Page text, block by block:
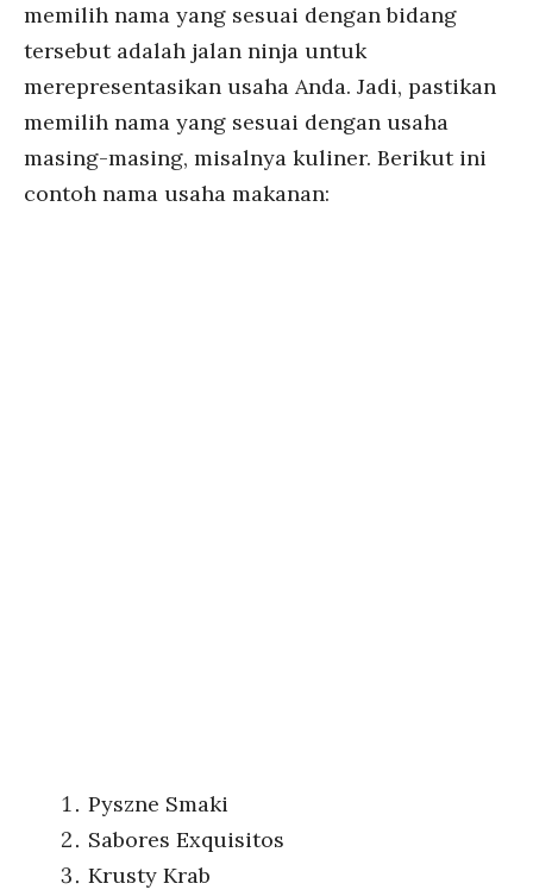
memilih nama yang sesuai dengan bidang
tersebut adalah jalan ninja untuk
merepresentasikan usaha Anda. Jadi, pastikan
memilih nama yang sesuai dengan usaha
masing-masing, misalnya kuliner. Berikut ini
contoh nama usaha makanan:
Pyszne Smaki
Sabores Exquisitos
Krusty Krab